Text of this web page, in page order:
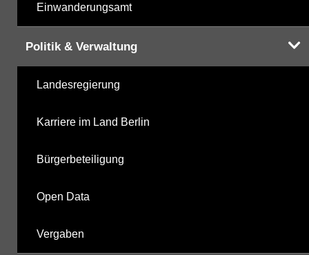
Einwanderungsamt
Politik & Verwaltung
Landesregierung
Karriere im Land Berlin
Bürgerbeteiligung
Open Data
Vergaben